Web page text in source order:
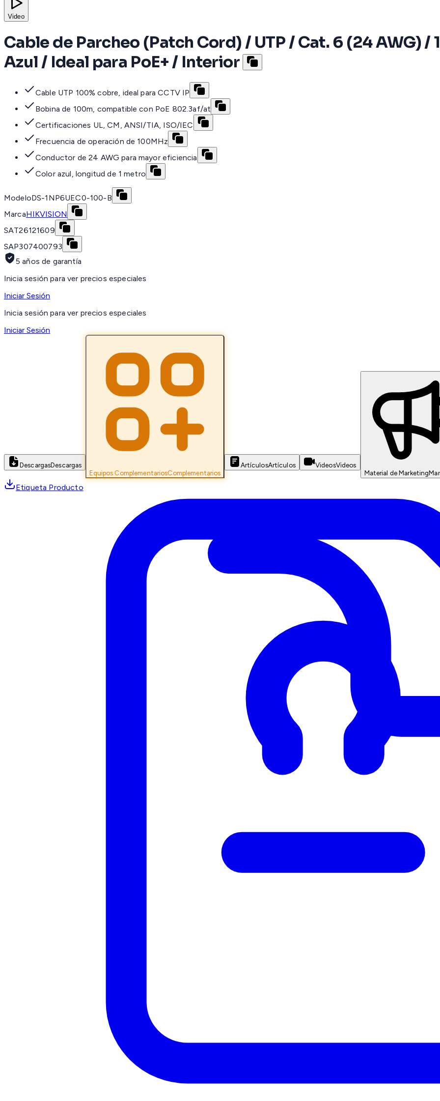
Video
Cable de Parcheo (Patch Cord) / UTP / Cat. 6 (24 AWG) /
Azul / Ideal para PoE+ / Interior
Cable UTP 100% cobre, ideal para CCTV IP
Bobina de 100m, compatible con PoE 802.3af/at
Certificaciones UL, CM, ANSI/TIA, ISO/IEC
Frecuencia de operación de 100MHz
Conductor de 24 AWG para mayor eficiencia
Color azul, longitud de 1 metro
ModeloDS-1NP6UEC0-100-B
MarcaHIKVISION
SAT26121609
SAP307400793
5 años de garantía
Inicia sesión para ver precios especiales
Iniciar Sesión
Inicia sesión para ver precios especiales
Iniciar Sesión
DescargasDescargas
Equipos ComplementariosComplementarios
ArtículosArtículos VideosVideos
Material de Marketing
Etiqueta Producto